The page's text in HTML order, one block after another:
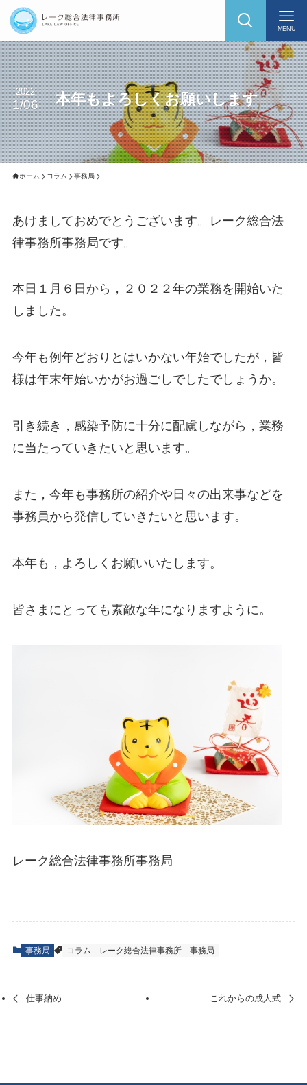
MENU
本年もよろしくお願いします
2022
1/06
ホーム コラム 事務局
あけましておめでとうございます。レーク総合法
律事務所事務局です。
本日１月６日から，２０２２年の業務を開始いた
しました。
今年も例年どおりとはいかない年始でしたが，皆
様は年末年始いかがお過ごしでしたでしょうか。
引き続き，感染予防に十分に配慮しながら，業務
に当たっていきたいと思います。
また，今年も事務所の紹介や日々の出来事などを
事務員から発信していきたいと思います。
本年も，よろしくお願いいたします。
皆さまにとっても素敵な年になりますように。
レーク総合法律事務所事務局
事務局 コラム レーク総合法律事務所 事務局
仕事納め これからの成人式